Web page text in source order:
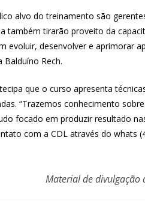
alvo do treinamento são
também tirarão proveito da
evoluir, desenvolver e aprimorar
Balduíno Rech.
que o curso apresenta
“Trazemos conhecimento
focado em produzir resultado
com a CDL através do whats
Material de divulgação